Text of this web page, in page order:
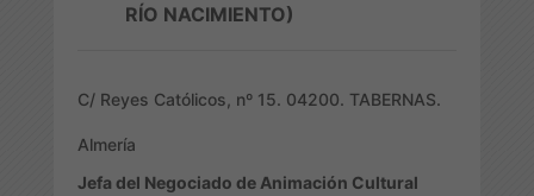
RÍO NACIMIENTO)
C/ Reyes Católicos, nº 15. 04200. TABERNAS.
Almería
Jefa del Negociado de Animación Cultural